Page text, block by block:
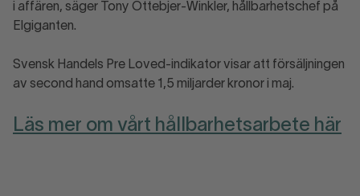
i affären, säger Tony Ottebjer-Winkler, hållbarhetschef på
Elgiganten.
Svensk Handels Pre Loved-indikator visar att försäljningen
av second hand omsatte 1,5 miljarder kronor i maj.
Läs mer om vårt hållbarhetsarbete här